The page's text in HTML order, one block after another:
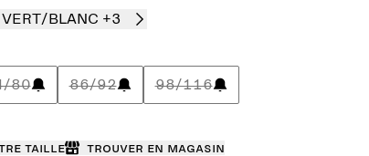
VERT/BLANC +3
80 86/92 98/116
taille Trouver en magasin